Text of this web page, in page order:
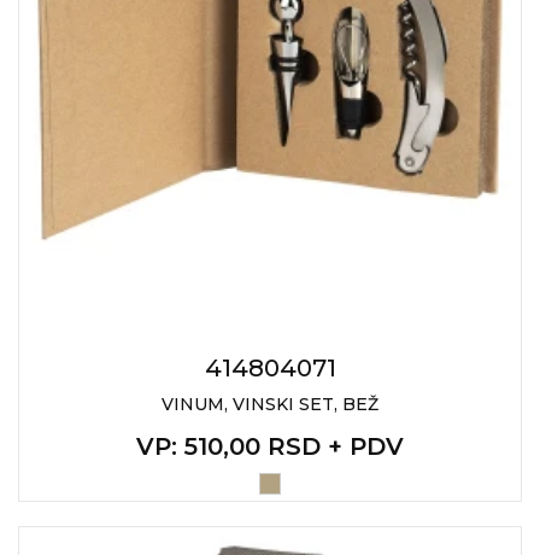
414804071
VINUM, VINSKI SET, BEŽ
VP: 510,00 RSD + PDV